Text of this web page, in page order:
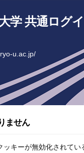
学 共通ログ
u.ac.jp/
ません
ッキーが無効化されてい